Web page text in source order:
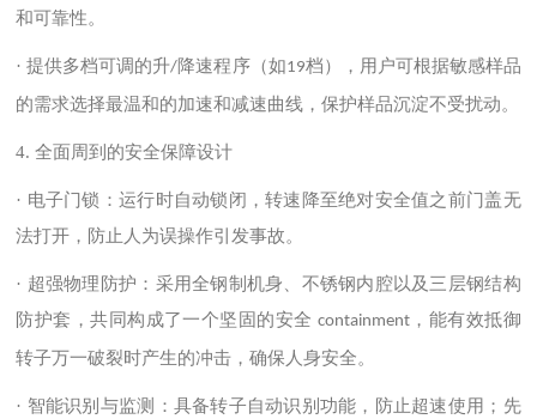
和可靠性。
· 提供多档可调的升/ 降速程序（如19档），用户可根据敏感样品
的需求选择最温和的加速和减速曲线，保护样品沉淀不受扰动。
4.全面周到的安全保障设计
· 电子门锁：运行时自动锁闭，转速降至绝对安全值之前门盖无
法打开，防止人为误操作引发事故。
· 超强物理防护：采用全钢制机身、不锈钢内腔以及三层钢结构
防护套，共同构成了一个坚固的安全 containment，能有效抵御
转子万一破裂时产生的冲击，确保人身安全。
· 智能识别与监测：具备转子自动识别功能，防止超速使用；先